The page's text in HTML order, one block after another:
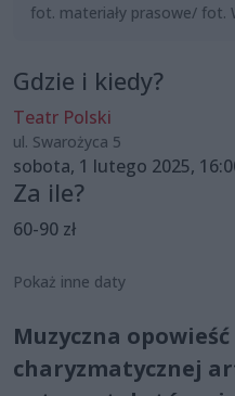
fot. materiały prasowe/ fot.
Gdzie i kiedy?
Teatr Polski
ul. Swarożyca 5
sobota, 1 lutego 2025,
Za ile?
60-90 zł
Pokaż inne daty
Muzyczna opowieść
charyzmatycznej